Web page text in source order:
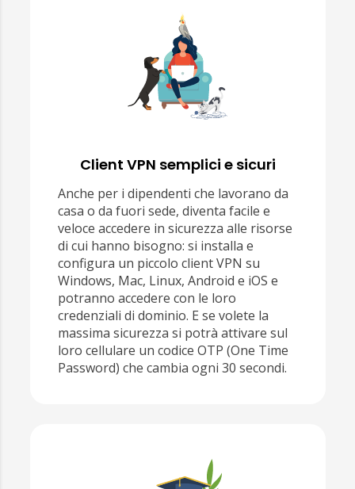
Client VPN semplici e sicuri
Anche per i dipendenti che lavorano da
casa o da fuori sede, diventa facile e
veloce accedere in sicurezza alle risorse
di cui hanno bisogno: si installa e
configura un piccolo client VPN su
Windows, Mac, Linux, Android e iOS e
potranno accedere con le loro
credenziali di dominio. E se volete la
massima sicurezza si potrà attivare sul
loro cellulare un codice OTP (One Time
Password) che cambia ogni 30 secondi.